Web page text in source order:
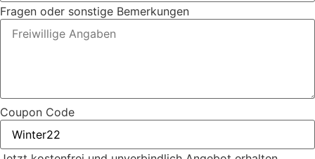
Fragen oder sonstige Bemerkungen
Coupon Code